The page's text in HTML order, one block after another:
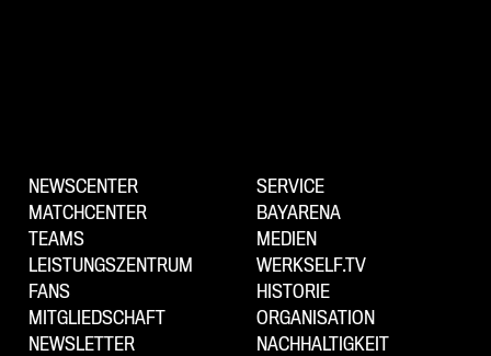
NEWSCENTER
MATCHCENTER
TEAMS
LEISTUNGSZENTRUM
FANS
MITGLIEDSCHAFT
NEWSLETTER
SERVICE
BAYARENA
MEDIEN
WERKSELF.TV
HISTORIE
ORGANISATION
NACHHALTIGKEIT